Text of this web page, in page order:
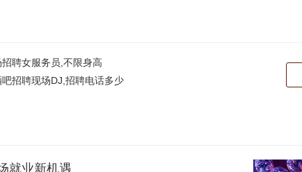
聘女服务员,不限身高
招聘现场DJ,招聘电话多少
就业新机遇